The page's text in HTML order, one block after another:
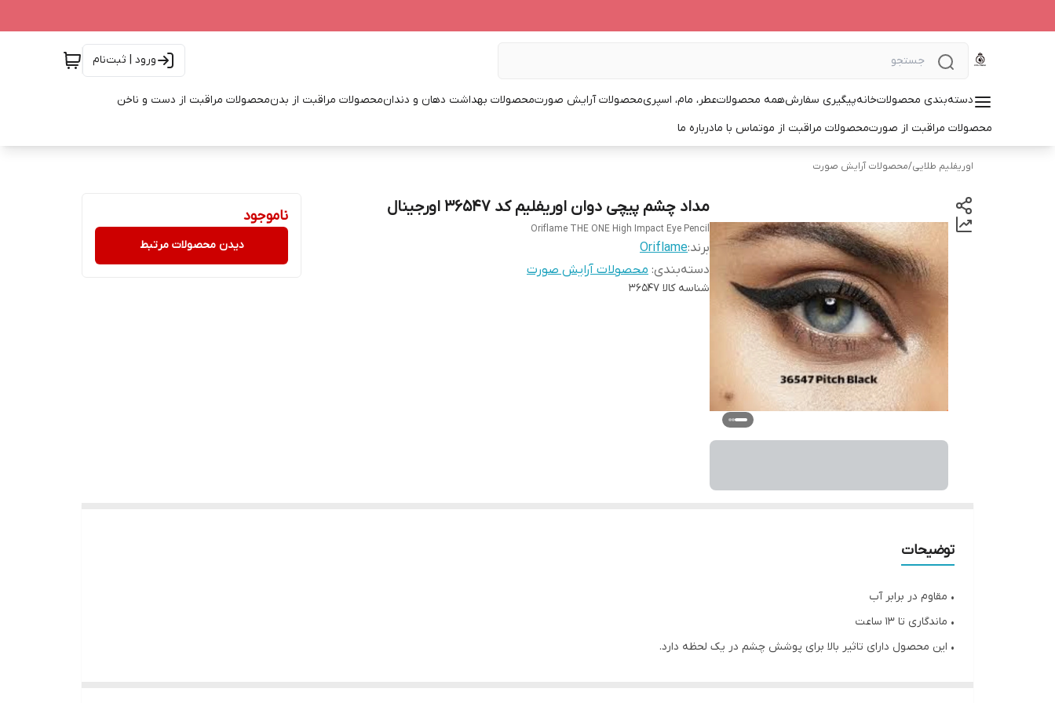
ورود | ثبت‌نام
دسته‌بندی محصولاتخانهپیگیری سفارشهمه محصولاتعطر، مام، اسپریمحصولات آرایش صورتمحصولات بهداشت دهان و دندانمحصولات مراقبت از بدنمحصولات مراقبت از دست و ناخن
محصولات مراقبت از صورتمحصولات مراقبت از موتماس با مادرباره ما
اوریفلیم طلایی/محصولات آرایش صورت
مداد چشم پیچی دوان اوریفلیم کد 36547 اورجینال
Oriflame THE ONE High Impact Eye Pencil
برند:Oriflame
دسته‌بندی: محصولات آرایش صورت
شناسه کالا 36547
ناموجود
دیدن محصولات مرتبط
توضیحات
• مقاوم‌ در برابر آب
• ماندگاری تا ۱۳ ساعت
• این محصول دارای تاثیر بالا برای پوشش چشم در یک لحظه دارد.